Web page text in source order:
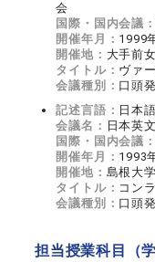
会
国際・国内会議：
開催年月： 1999
開催地： 大手前
タイトル： ヴァ
会議種別： 口頭
記述言語： 日本語
会議名： 日本英
国際・国内会議：
開催年月： 1993
開催地： 島根大学
タイトル： コン
会議種別： 口頭
担当授業科目（学